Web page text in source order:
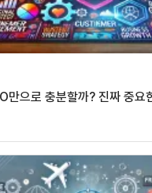
만으로 충분할까? 진짜 중요